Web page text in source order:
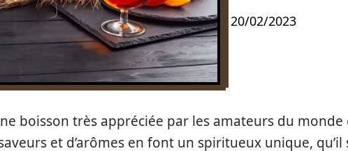
20/02/2023
boisson très appréciée par les amateurs du monde
et d’arômes en font un spiritueux unique,